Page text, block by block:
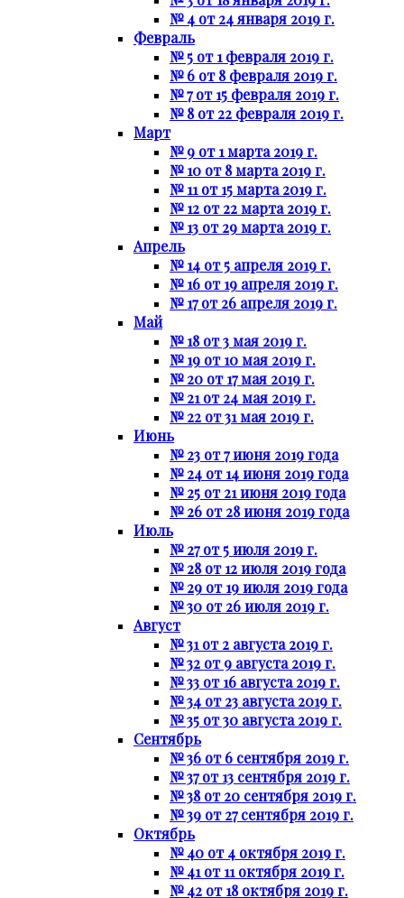
№ 4 от 24 января 2019 г.
Февраль
№ 5 от 1 февраля 2019 г.
№ 6 от 8 февраля 2019 г.
№ 7 от 15 февраля 2019 г.
№ 8 от 22 февраля 2019 г.
Март
№ 9 от 1 марта 2019 г.
№ 10 от 8 марта 2019 г.
№ 11 от 15 марта 2019 г.
№ 12 от 22 марта 2019 г.
№ 13 от 29 марта 2019 г.
Апрель
№ 14 от 5 апреля 2019 г.
№ 16 от 19 апреля 2019 г.
№ 17 от 26 апреля 2019 г.
Май
№ 18 от 3 мая 2019 г.
№ 19 от 10 мая 2019 г.
№ 20 от 17 мая 2019 г.
№ 21 от 24 мая 2019 г.
№ 22 от 31 мая 2019 г.
Июнь
№ 23 от 7 июня 2019 года
№ 24 от 14 июня 2019 года
№ 25 от 21 июня 2019 года
№ 26 от 28 июня 2019 года
Июль
№ 27 от 5 июля 2019 г.
№ 28 от 12 июля 2019 года
№ 29 от 19 июля 2019 года
№ 30 от 26 июля 2019 г.
Август
№ 31 от 2 августа 2019 г.
№ 32 от 9 августа 2019 г.
№ 33 от 16 августа 2019 г.
№ 34 от 23 августа 2019 г.
№ 35 от 30 августа 2019 г.
Сентябрь
№ 36 от 6 сентября 2019 г.
№ 37 от 13 сентября 2019 г.
№ 38 от 20 сентября 2019 г.
№ 39 от 27 сентября 2019 г.
Октябрь
№ 40 от 4 октября 2019 г.
№ 41 от 11 октября 2019 г.
№ 42 от 18 октября 2019 г.